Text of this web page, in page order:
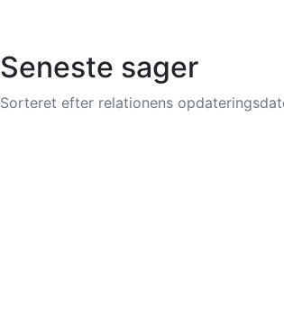
Seneste sager
Sorteret efter relationens